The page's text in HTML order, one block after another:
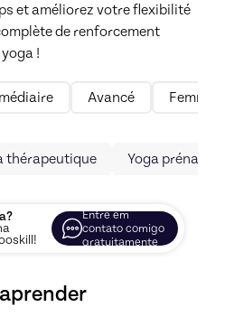
et améliorez votre flexibilité
de renforcement
!
Avancé Femme
thérapeutique Yoga prénatal
Entre em
contato comigo
gratuitamente